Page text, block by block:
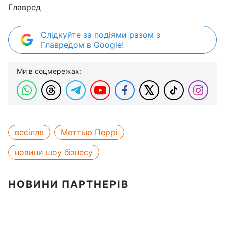
Главред
Слідкуйте за подіями разом з
Главредом в Google!
Ми в соцмережах:
весілля
Меттью Перрі
новини шоу бізнесу
НОВИНИ ПАРТНЕРІВ